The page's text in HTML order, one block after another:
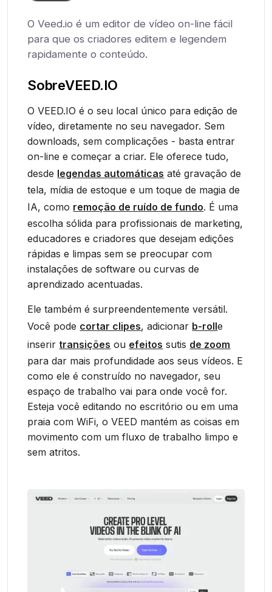
O Veed.io é um editor de vídeo on-line fácil
para que os criadores editem e legendem
rapidamente o conteúdo.
SobreVEED.IO
O VEED.IO é o seu local único para edição de
vídeo, diretamente no seu navegador. Sem
downloads, sem complicações - basta entrar
on-line e começar a criar. Ele oferece tudo,
desde legendas automáticas até gravação de
tela, mídia de estoque e um toque de magia de
IA, como remoção de ruído de fundo. É uma
escolha sólida para profissionais de marketing,
educadores e criadores que desejam edições
rápidas e limpas sem se preocupar com
instalações de software ou curvas de
aprendizado acentuadas.
Ele também é surpreendentemente versátil.
Você pode cortar clipes, adicionar b-rolle
inserir transições ou efeitos sutis de zoom
para dar mais profundidade aos seus vídeos. E
como ele é construído no navegador, seu
espaço de trabalho vai para onde você for.
Esteja você editando no escritório ou em uma
praia com WiFi, o VEED mantém as coisas em
movimento com um fluxo de trabalho limpo e
sem atritos.